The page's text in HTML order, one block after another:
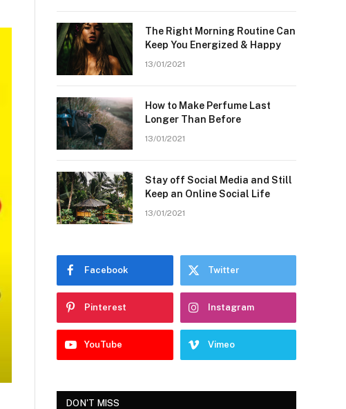
The Right Morning Routine Can
Keep You Energized & Happy
13/01/2021
How to Make Perfume Last
Longer Than Before
13/01/2021
Stay off Social Media and Still
Keep an Online Social Life
13/01/2021
Facebook Twitter
Pinterest Instagram
YouTube Vimeo
DON'T MISS